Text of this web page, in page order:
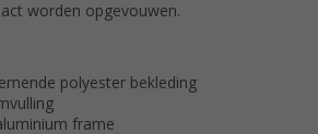
worden opgevouwen.
polyester bekleding
frame